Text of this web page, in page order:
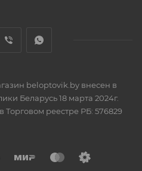
beloptovik.by внесен в
Беларусь 18 марта 2024г.
реестре РБ: 576829